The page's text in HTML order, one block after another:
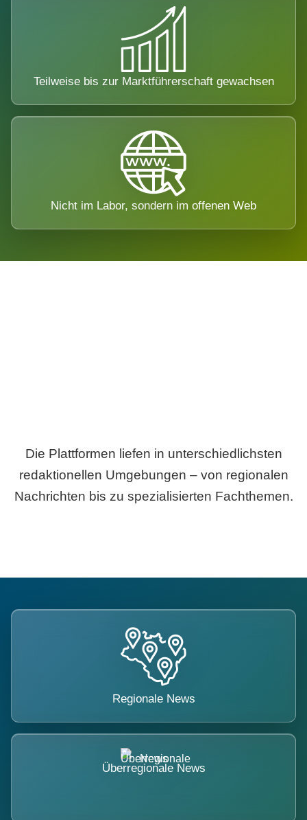
Teilweise bis zur Marktführerschaft gewachsen
Nicht im Labor, sondern im offenen Web
Die Plattformen liefen in unterschiedlichsten
redaktionellen Umgebungen – von regionalen
Nachrichten bis zu spezialisierten Fachthemen.
Regionale News
Überregionale News